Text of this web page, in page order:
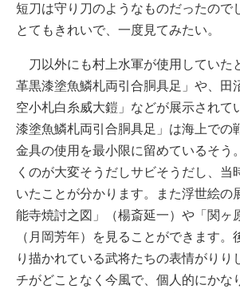
短刀は守り刀のようなものだったので
とてもきれいで、一度見てみたい。
刀以外にも村上水軍が使用していた
革黒漆塗魚鱗札両引合胴具足」や、田
空小札白糸威大鎧」などが展示されて
漆塗魚鱗札両引合胴具足」は海上での
金具の使用を最小限に留めているそう
くのが大変そうだしサビそうだし、当
いたことが分かります。また浮世絵の
能寺焼討之図」（楊斎延一）や「関ヶ
（月岡芳年）を見ることができます。
り描かれている武将たちの表情がりり
チがどことなく今風で、個人的にかな